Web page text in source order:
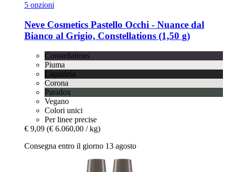
5 opzioni
Neve Cosmetics Pastello Occhi -​ Nuance dal
Bianco al Grigio, Constellations (1,50 g)
Constellations
Piuma
Liquirizia
Corona
Paradox
Vegano
Colori unici
Per linee precise
€ 9,09 (€ 6.060,00 / kg)
Consegna entro il giorno 13 agosto